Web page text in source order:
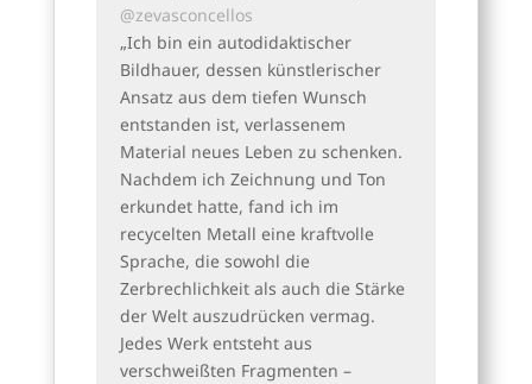
@zevasconcellos
„Ich bin ein autodidaktischer
Bildhauer, dessen künstlerischer
Ansatz aus dem tiefen Wunsch
entstanden ist, verlassenem
Material neues Leben zu schenken.
Nachdem ich Zeichnung und Ton
erkundet hatte, fand ich im
recycelten Metall eine kraftvolle
Sprache, die sowohl die
Zerbrechlichkeit als auch die Stärke
der Welt auszudrücken vermag.
Jedes Werk entsteht aus
verschweißten Fragmenten –